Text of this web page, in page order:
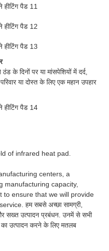
के दिनों पर या मांसपेशियों में दर्द,
या दोस्त के लिए एक महान उपहार
of infrared heat pad.
centers, a
manufacturing capacity,
to ensure that we will provide
हम सबसे अच्छा सामग्री,
सख्त उत्पादन प्रबंधन. उनमें से सभी
का उत्पादन करने के लिए मतलब